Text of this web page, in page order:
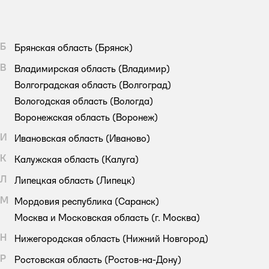
Б Брянская область (Брянск)
В
Владимирская область (Владимир)
Волгоградская область (Волгоград)
Вологодская область (Вологда)
Воронежская область (Воронеж)
И
Ивановская область (Иваново)
К
Калужская область (Калуга)
Л
Липецкая область (Липецк)
М
Мордовия республика (Саранск)
Москва и Московская область (г. Москва)
Н
Нижегородская область (Нижний Новгород)
Р
Ростовская область (Ростов-на-Дону)